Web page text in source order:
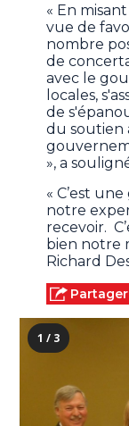
« En
vue de
nombre
de
avec le
locales,
de
du soutien
», a
« C’est
notre
recevoir.
bien notre
Richard
1 / 3